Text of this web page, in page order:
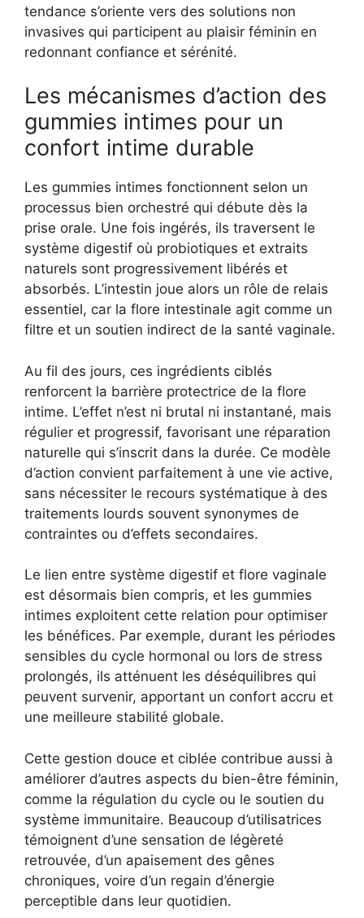
tendance s’oriente vers des solutions non
invasives qui participent au plaisir féminin en
redonnant confiance et sérénité.
Les mécanismes d’action des
gummies intimes pour un
confort intime durable
Les gummies intimes fonctionnent selon un
processus bien orchestré qui débute dès la
prise orale. Une fois ingérés, ils traversent le
système digestif où probiotiques et extraits
naturels sont progressivement libérés et
absorbés. L’intestin joue alors un rôle de relais
essentiel, car la flore intestinale agit comme un
filtre et un soutien indirect de la santé vaginale.
Au fil des jours, ces ingrédients ciblés
renforcent la barrière protectrice de la flore
intime. L’effet n’est ni brutal ni instantané, mais
régulier et progressif, favorisant une réparation
naturelle qui s’inscrit dans la durée. Ce modèle
d’action convient parfaitement à une vie active,
sans nécessiter le recours systématique à des
traitements lourds souvent synonymes de
contraintes ou d’effets secondaires.
Le lien entre système digestif et flore vaginale
est désormais bien compris, et les gummies
intimes exploitent cette relation pour optimiser
les bénéfices. Par exemple, durant les périodes
sensibles du cycle hormonal ou lors de stress
prolongés, ils atténuent les déséquilibres qui
peuvent survenir, apportant un confort accru et
une meilleure stabilité globale.
Cette gestion douce et ciblée contribue aussi à
améliorer d’autres aspects du bien-être féminin,
comme la régulation du cycle ou le soutien du
système immunitaire. Beaucoup d’utilisatrices
témoignent d’une sensation de légèreté
retrouvée, d’un apaisement des gênes
chroniques, voire d’un regain d’énergie
perceptible dans leur quotidien.